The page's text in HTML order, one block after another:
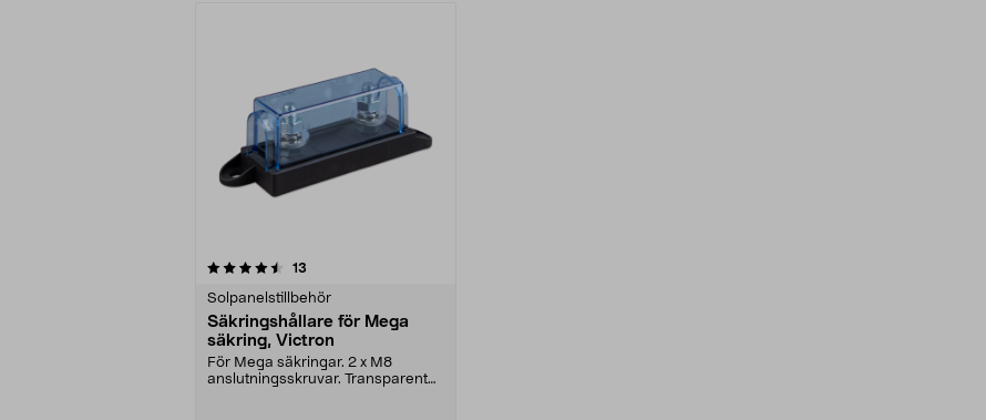
13
Solpanelstillbehör
Säkringshållare för Mega
säkring, Victron
För Mega säkringar. 2 x M8
anslutningsskruvar. Transparent